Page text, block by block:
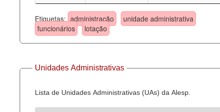
Etiquetas: administração
unidade administrativa
funcionários
lotação
Unidades Administrativas
Lista de Unidades Administrativas (UAs) da Alesp.